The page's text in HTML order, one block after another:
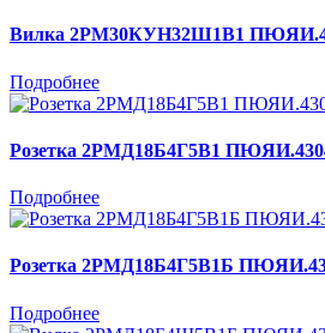
Вилка 2РМ30КУН32Ш1В1
Подробнее
Розетка 2РМД18Б4Г5В1
Подробнее
Розетка 2РМД18Б4Г5В1Б
Подробнее